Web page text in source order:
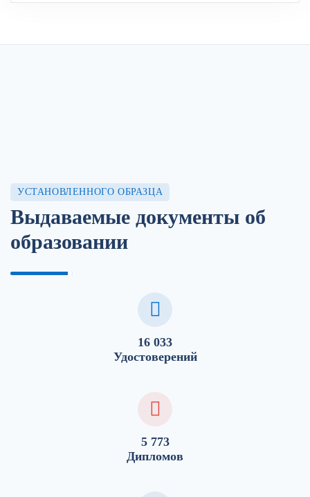
УСТАНОВЛЕННОГО ОБРАЗЦА
Выдаваемые документы об
образовании
16 033
Удостоверений
5 773
Дипломов